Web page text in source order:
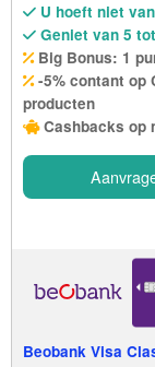
U hoeft niet
Geniet van 5
Big Bonus: 1
-5% contant op
producten
Cashbacks op
Beobank Visa